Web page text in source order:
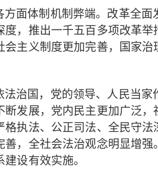
面体制机制弊端。改革全面
度，推出一千五百多项改革举
主义制度更加完善，国家治
治国，党的领导、人民当家
发展，党内民主更加广泛，
格执法、公正司法、全民守法
，全社会法治观念明显增强
建设有效实施。